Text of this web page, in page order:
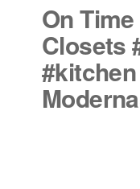
On
Closets